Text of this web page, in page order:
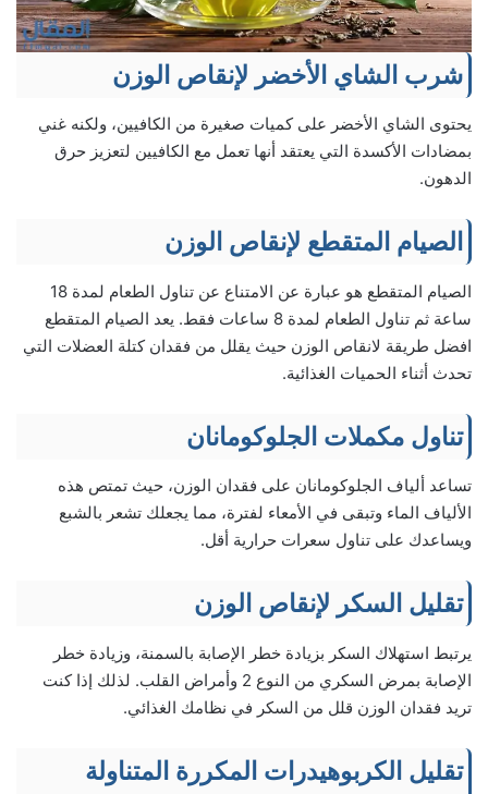
شرب الشاي الأخضر لإنقاص الوزن
يحتوى الشاي الأخضر على كميات صغيرة من الكافيين، ولكنه غني
بمضادات الأكسدة التي يعتقد أنها تعمل مع الكافيين لتعزيز حرق
الدهون.
الصيام المتقطع لإنقاص الوزن
الصيام المتقطع هو عبارة عن الامتناع عن تناول الطعام لمدة 18
ساعة ثم تناول الطعام لمدة 8 ساعات فقط. يعد الصيام المتقطع
افضل طريقة لانقاص الوزن حيث يقلل من فقدان كتلة العضلات التي
تحدث أثناء الحميات الغذائية.
تناول مكملات الجلوكومانان
تساعد ألياف الجلوكومانان على فقدان الوزن، حيث تمتص هذه
الألياف الماء وتبقى في الأمعاء لفترة، مما يجعلك تشعر بالشبع
ويساعدك على تناول سعرات حرارية أقل.
تقليل السكر لإنقاص الوزن
يرتبط استهلاك السكر بزيادة خطر الإصابة بالسمنة، وزيادة خطر
الإصابة بمرض السكري من النوع 2 وأمراض القلب. لذلك إذا كنت
تريد فقدان الوزن قلل من السكر في نظامك الغذائي.
تقليل الكربوهيدرات المكررة المتناولة